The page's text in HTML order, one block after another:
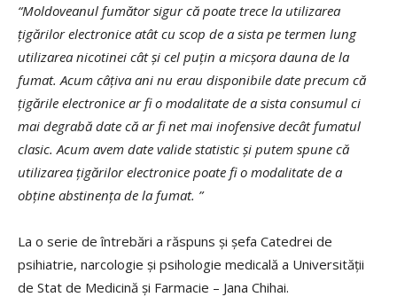
“Moldoveanul fumător sigur că poate trece la utilizarea
țigărilor electronice atât cu scop de a sista pe termen lung
utilizarea nicotinei cât și cel puțin a micșora dauna de la
fumat. Acum câțiva ani nu erau disponibile date precum că
țigările electronice ar fi o modalitate de a sista consumul ci
mai degrabă date că ar fi net mai inofensive decât fumatul
clasic. Acum avem date valide statistic și putem spune că
utilizarea țigărilor electronice poate fi o modalitate de a
obține abstinența de la fumat. ”
La o serie de întrebări a răspuns și șefa Catedrei de
psihiatrie, narcologie și psihologie medicală a Universității
de Stat de Medicină şi Farmacie – Jana Chihai.